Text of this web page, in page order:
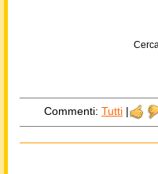
Commenti: Tutti |